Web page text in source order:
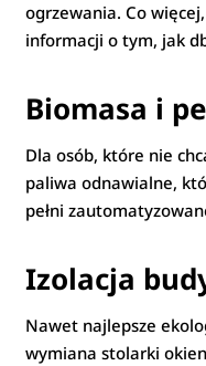
ogrzewania. Co
informacji o tym, jak
Biomasa i
Dla osób, które nie
paliwa odnawialne,
pełni
Izolacja
Nawet najlepsze
wymiana stolarki